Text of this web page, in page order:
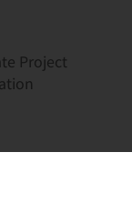
Project